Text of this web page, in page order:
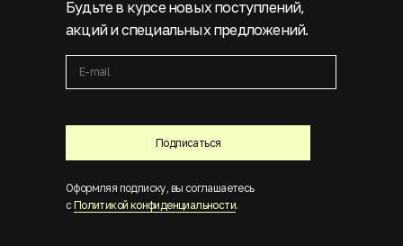
Подписаться
Будьте в курсе новых поступлений,
акций и специальных предложений.
Оформляя подписку, вы соглашаетесь
с Политикой конфиденциальности.